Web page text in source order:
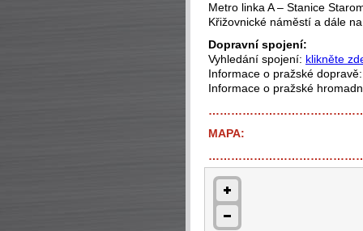
Metro linka A – Stanice
Křižovnické náměstí a dále
Dopravní spojení:
Vyhledání spojení: klikněte
Informace o pražské
Informace o pražské
MAPA: